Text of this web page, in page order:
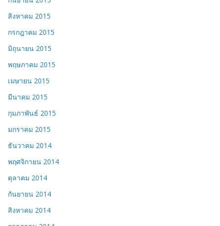
สิงหาคม 2015
กรกฎาคม 2015
มิถุนายน 2015
พฤษภาคม 2015
เมษายน 2015
มีนาคม 2015
กุมภาพันธ์ 2015
มกราคม 2015
ธันวาคม 2014
พฤศจิกายน 2014
ตุลาคม 2014
กันยายน 2014
สิงหาคม 2014